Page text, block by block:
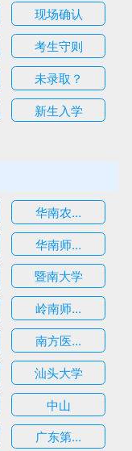
现场确认
考生守则
未录取？
新生入学
华南农...
华南师...
暨南大学
岭南师...
南方医...
汕头大学
中山
广东第...